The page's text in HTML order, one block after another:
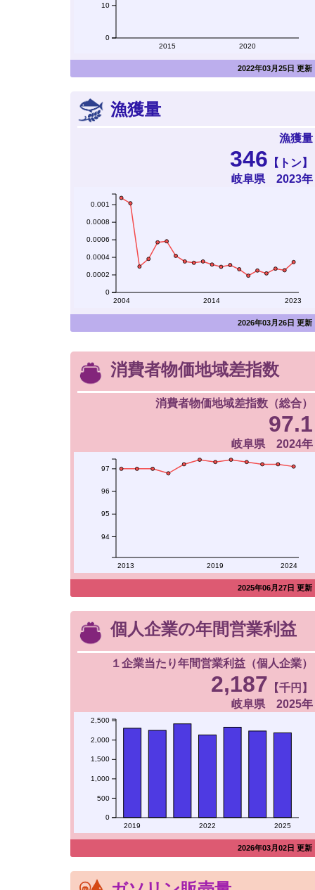
2015 2020
0
10
2022年03月25日 更新
漁獲量
漁獲量
346 【トン】
岐阜県 2023年
2004 2014 2023
0
0.0002
0.0004
0.0006
0.0008
0.001
2026年03月26日 更新
消費者物価地域差指数
消費者物価地域差指数（総合）
97.1
岐阜県 2024年
2013 2019 2024
94
95
96
97
2025年06月27日 更新
個人企業の年間営業利益
１企業当たり年間営業利益（個人企業）
2,187 【千円】
岐阜県 2025年
2019 2022 2025
0
500
1,000
1,500
2,000
2,500
2026年03月02日 更新